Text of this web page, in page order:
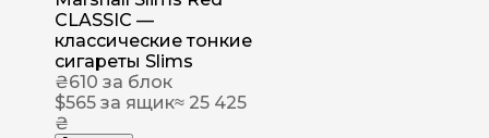
CLASSIC —
классические тонкие
сигареты Slims
₴610 за блок
$565 за ящик≈ 25 425
₴